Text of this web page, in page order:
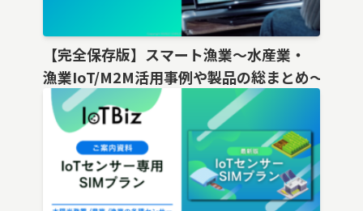
【完全保存版】スマート漁業〜水産業・
漁業IoT/M2M活用事例や製品の総まとめ〜